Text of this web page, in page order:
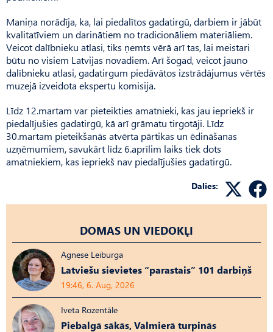
Maniņa norādīja, ka, lai piedalītos gadatirgū, darbiem ir jābūt
kvalitatīviem un darinātiem no tradicionāliem materiāliem.
Veicot dalībnieku atlasi, tiks ņemts vērā arī tas, lai meistari
būtu no visiem Latvijas novadiem. Arī šogad, veicot jauno
dalībnieku atlasi, gadatirgum piedāvātos izstrādājumus vērtēs
muzejā izveidota ekspertu komisija.
Līdz 12.martam var pieteikties amatnieki, kas jau iepriekš ir
piedalījušies gadatirgū, kā arī grāmatu tirgotāji. Līdz
30.martam pieteikšanās atvērta pārtikas un ēdināšanas
uzņēmumiem, savukārt līdz 6.aprīlim laiks tiek dots
amatniekiem, kas iepriekš nav piedalījušies gadatirgū.
Dalies:
DOMAS UN VIEDOKĻI
Agnese Leiburga
Latviešu sievietes “parastais” 101 darbiņš
19:46, 6. Aug, 2026
Iveta Rozentāle
Piebalgā sākās, Valmierā turpinās